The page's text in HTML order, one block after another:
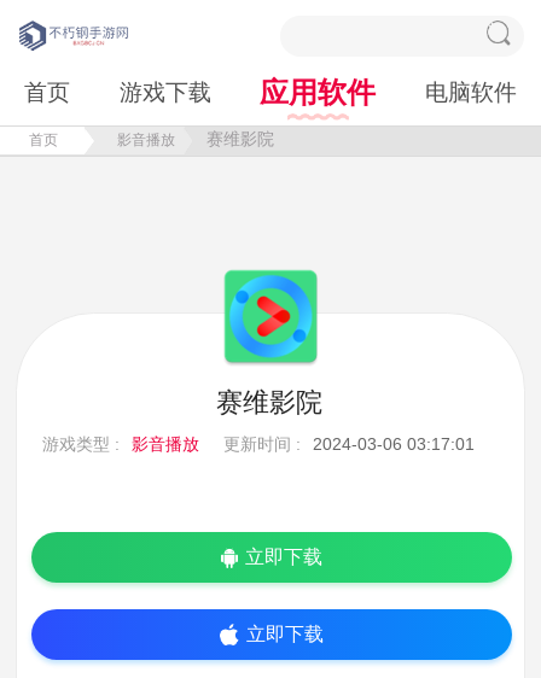
首页 游戏下载 应用软件 电脑软件
首页 影音播放 赛维影院
赛维影院
游戏类型 : 影音播放 更新时间 : 2024-03-06 03:17:01
立即下载
立即下载